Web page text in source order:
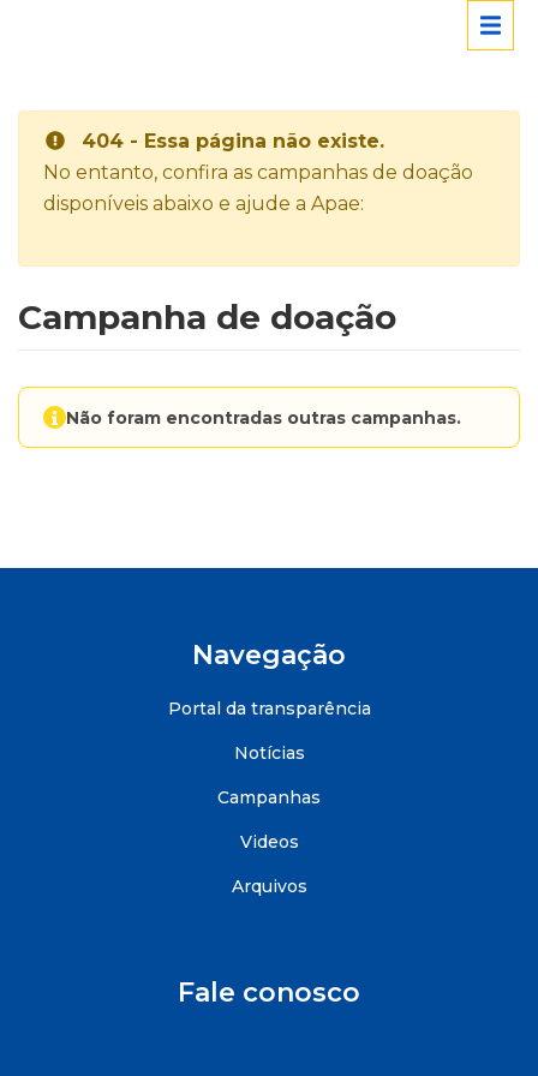
404 - Essa página não existe.
No entanto, confira as campanhas de doação
disponíveis abaixo e ajude a Apae:
Campanha de doação
Não foram encontradas outras campanhas.
Navegação
Portal da transparência
Notícias
Campanhas
Videos
Arquivos
Fale conosco